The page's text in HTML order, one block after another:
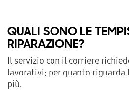
QUALI SONO LE
RIPARAZIONE?
Il servizio con il corriere
lavorativi; per quanto riguarda
più.